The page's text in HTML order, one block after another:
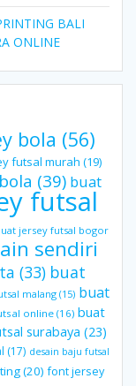
BALI
ONLINE
bola (56)
futsal murah (19)
(39) buat
futsal
jersey futsal bogor
sendiri
(33) buat
malang(15) buat
online(16) buat
surabaya (23)
(17) desain baju futsal
(20) font jersey